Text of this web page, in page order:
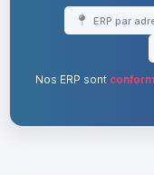
ERP par
Nos ERP sont